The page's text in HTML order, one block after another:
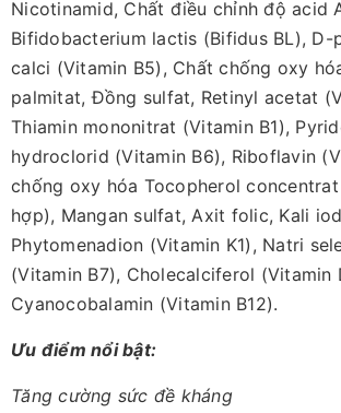
Nicotinamid, Chất điều chỉnh độ acid
Bifidobacterium lactis (Bifidus BL), D-
calci (Vitamin B5), Chất chống oxy
palmitat, Đồng sulfat, Retinyl acetat
Thiamin mononitrat (Vitamin B1),
hydroclorid (Vitamin B6), Riboflavin
chống oxy hóa Tocopherol
hợp), Mangan sulfat, Axit folic, Kali
Phytomenadion (Vitamin K1), Natri
(Vitamin B7), Cholecalciferol (Vitamin
Cyanocobalamin (Vitamin B12).
Ưu điểm nổi bật:
Tăng cường sức đề kháng